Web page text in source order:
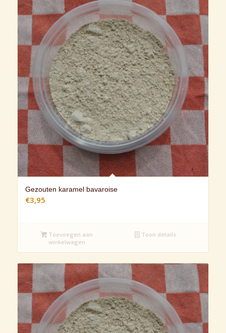
Gezouten karamel bavaroise
€3,95
Toevoegen aan
winkelwagen
Toon details